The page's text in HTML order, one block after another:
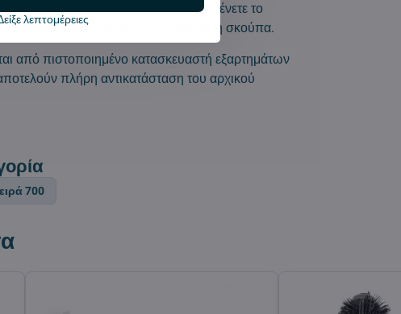
συνιστάται να πλένετε ή να ξεπλένετε το
σοβαρή βλάβη στην ηλεκτρική σκούπα.
από πιστοποιημένο κατασκευαστή εξαρτημάτων
πλήρη αντικατάσταση του αρχικού
700
λεπτομέρειες